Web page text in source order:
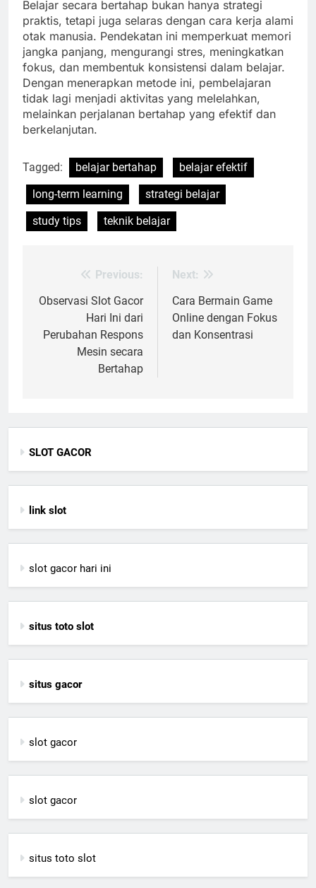
Belajar secara bertahap bukan hanya strategi
praktis, tetapi juga selaras dengan cara kerja alami
otak manusia. Pendekatan ini memperkuat memori
jangka panjang, mengurangi stres, meningkatkan
fokus, dan membentuk konsistensi dalam belajar.
Dengan menerapkan metode ini, pembelajaran
tidak lagi menjadi aktivitas yang melelahkan,
melainkan perjalanan bertahap yang efektif dan
berkelanjutan.
Tagged: belajar bertahap
belajar efektif
long-term learning
strategi belajar
study tips
teknik belajar
navigation
Previous:
Observasi Slot Gacor
Hari Ini dari
Perubahan Respons
Mesin secara
Bertahap
Next:
Cara Bermain Game
Online dengan Fokus
dan Konsentrasi
SLOT GACOR
link slot
slot gacor hari ini
situs toto slot
situs gacor
slot gacor
slot gacor
situs toto slot